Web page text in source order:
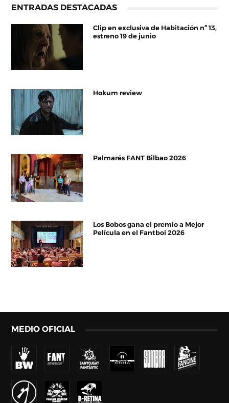
ENTRADAS DESTACADAS
Clip en exclusiva de Habitación nº 13,
estreno 19 de junio
Hokum review
Palmarés FANT Bilbao 2026
Los Bobos gana el premio a Mejor
Película en el Fantboi 2026
MEDIO OFICIAL